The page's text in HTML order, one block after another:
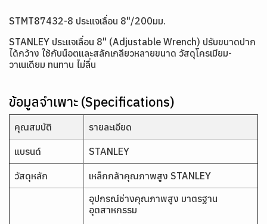
STMT87432-8 ประแจเลื่อน 8"/200มม.
STANLEY ประแจเลื่อน 8" (Adjustable Wrench) ปรับขนาดปาก
ได้กว้าง ใช้กับน็อตและสลักเกลียวหลายขนาด วัสดุโครเมียม-
วาเนเดียม ทนทาน ไม่ลื่น
ข้อมูลจำเพาะ (Specifications)
คุณสมบัติ รายละเอียด
แบรนด์ STANLEY
วัสดุหลัก เหล็กกล้าคุณภาพสูง STANLEY
อุปกรณ์ช่างคุณภาพสูง มาตรฐาน
อุตสาหกรรม